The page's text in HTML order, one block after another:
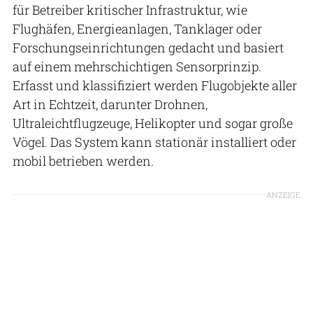
für Betreiber kritischer Infrastruktur, wie
Flughäfen, Energieanlagen, Tanklager oder
Forschungseinrichtungen gedacht und basiert
auf einem mehrschichtigen Sensorprinzip.
Erfasst und klassifiziert werden Flugobjekte aller
Art in Echtzeit, darunter Drohnen,
Ultraleichtflugzeuge, Helikopter und sogar große
Vögel. Das System kann stationär installiert oder
mobil betrieben werden.
ANZEIGE